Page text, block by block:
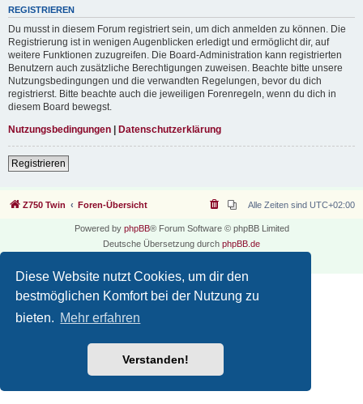
Diese Website nutzt Cookies, um dir den
bestmöglichen Komfort bei der Nutzung zu
bieten. Mehr erfahren
Verstanden!
REGISTRIEREN
Du musst in diesem Forum registriert sein, um dich anmelden zu können. Die
Registrierung ist in wenigen Augenblicken erledigt und ermöglicht dir, auf
weitere Funktionen zuzugreifen. Die Board-Administration kann registrierten
Benutzern auch zusätzliche Berechtigungen zuweisen. Beachte bitte unsere
Nutzungsbedingungen und die verwandten Regelungen, bevor du dich
registrierst. Bitte beachte auch die jeweiligen Forenregeln, wenn du dich in
diesem Board bewegst.
Nutzungsbedingungen | Datenschutzerklärung
Registrieren
Z750 Twin Foren-Übersicht Alle Zeiten sind UTC+02:00
Powered by phpBB® Forum Software © phpBB Limited
Deutsche Übersetzung durch phpBB.de